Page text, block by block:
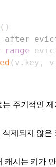
( )
after
range
( v . key , v
는 주기적인
삭제되지 않은
캐시는 키가